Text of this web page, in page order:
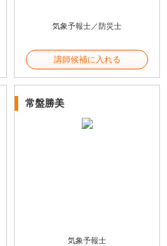
気象予報士／防災士
講師候補に入れる
常盤勝美
気象予報士